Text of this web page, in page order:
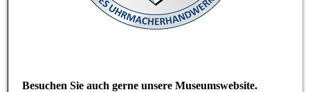
Besuchen Sie auch gerne unsere Museumswebsite.